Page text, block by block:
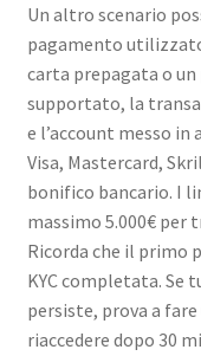
Un altro scenario
pagamento
carta prepagata o
supportato, la
e l’account messo
Visa, Mastercard,
bonifico bancario. I
massimo 5.000€ per
Ricorda che il primo
KYC completata. Se
persiste, prova a
riaccedere dopo 30